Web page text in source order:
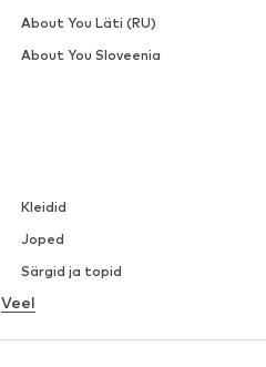
Kleidid
Joped
Särgid ja topid
Pesu
Veel
About You Läti (RU)
About You Sloveenia